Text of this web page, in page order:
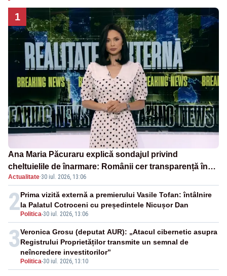
1
Ana Maria Păcuraru explică sondajul privind
cheltuielile de înarmare: Românii cer transparență în
achiziții și un echilibru între partenerii externi
Actualitate·30 iul. 2026, 13:06
2 Politica-30 iul. 2026, 13:06
Prima vizită externă a premierului Vasile Tofan: întâlnire
la Palatul Cotroceni cu președintele Nicușor Dan
3
Politica-30 iul. 2026, 13:10
Veronica Grosu (deputat AUR): „Atacul cibernetic asupra
Registrului Proprietăților transmite un semnal de
neîncredere investitorilor”